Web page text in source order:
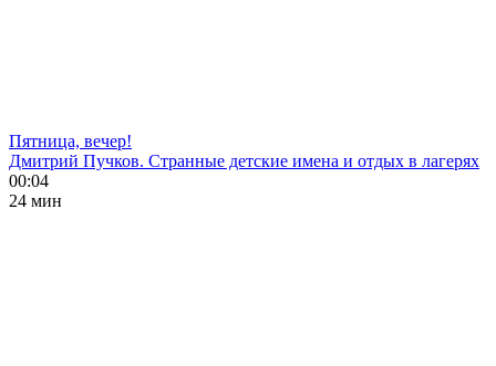
Пятница, вечер!
Дмитрий Пучков. Странные детские имена и отдых в лагерях
00:04
24 мин